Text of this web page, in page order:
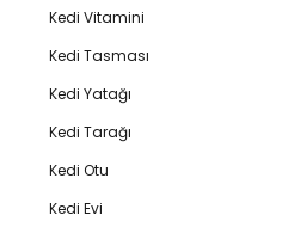
Kedi Vitamini
Kedi Tasması
Kedi Yatağı
Kedi Tarağı
Kedi Otu
Kedi Evi